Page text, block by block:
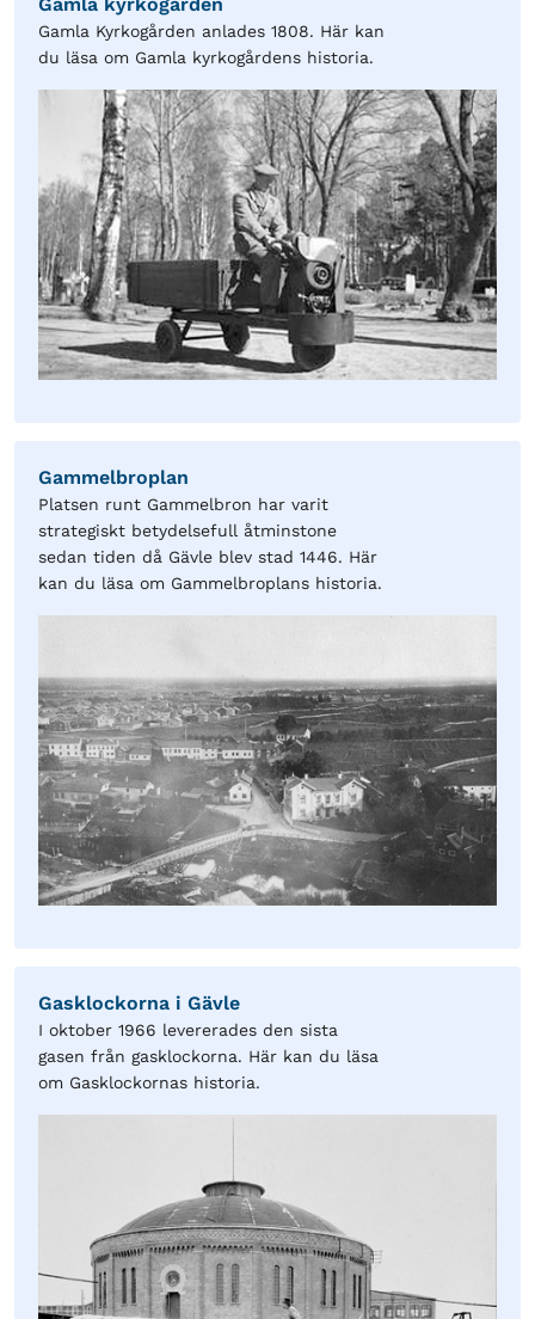
Gamla kyrkogården
Gamla Kyrkogården anlades 1808. Här kan
du läsa om Gamla kyrkogårdens historia.
Gammelbroplan
Platsen runt Gammelbron har varit
strategiskt betydelsefull åtminstone
sedan tiden då Gävle blev stad 1446. Här
kan du läsa om Gammelbroplans historia.
Gasklockorna i Gävle
I oktober 1966 levererades den sista
gasen från gasklockorna. Här kan du läsa
om Gasklockornas historia.